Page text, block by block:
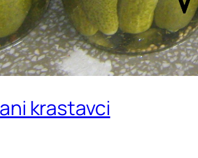
krastavci